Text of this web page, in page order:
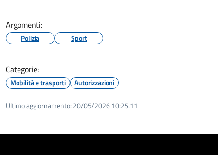
Argomenti:
Polizia Sport
Categorie:
Mobilità e trasporti Autorizzazioni
Ultimo aggiornamento: 20/05/2026 10:25.11